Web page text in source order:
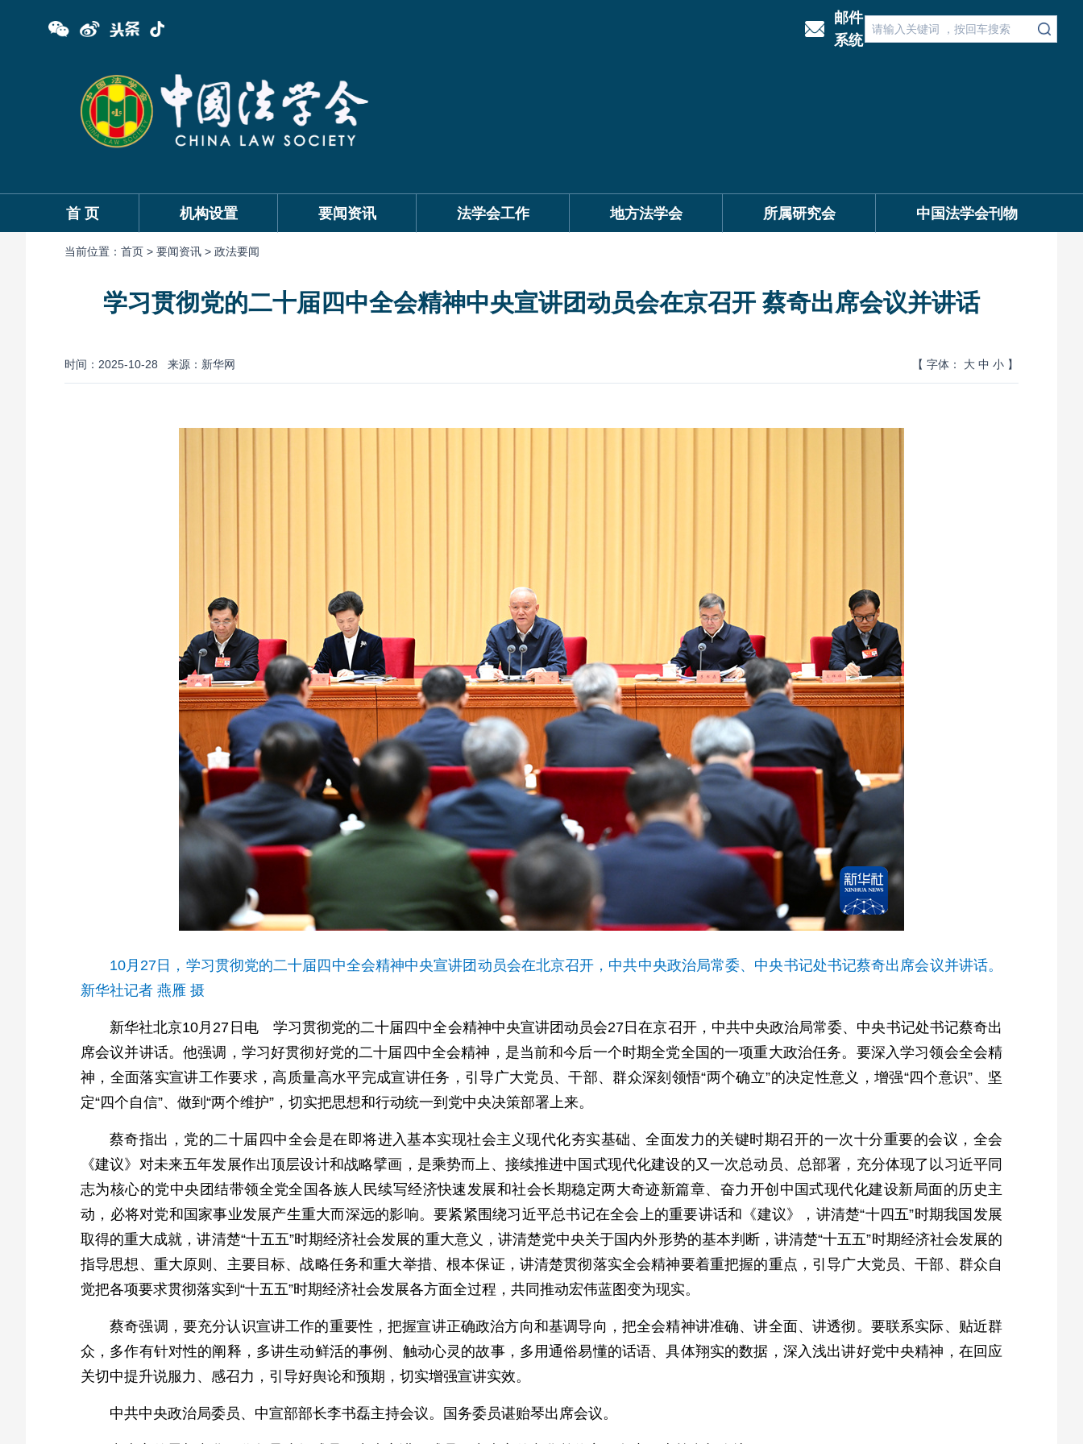
邮件
系统
首 页 机构设置 要闻资讯 法学会工作 地方法学会 所属研究会 中国法学会刊物
当前位置： 首页 > 要闻资讯 > 政法要闻
学习贯彻党的二十届四中全会精神中央宣讲团动员会在京召开 蔡奇出席会议并讲话
时间：2025-10-28 来源：新华网 【 字体： 大 中 小 】
10月27日，学习贯彻党的二十届四中全会精神中央宣讲团动员会在北京召开，中共中央政治局常委、中央书记处书记蔡奇出席会议并讲话。
新华社记者 燕雁 摄
新华社北京10月27日电 学习贯彻党的二十届四中全会精神中央宣讲团动员会27日在京召开，中共中央政治局常委、中央书记处书记蔡奇出
席会议并讲话。他强调，学习好贯彻好党的二十届四中全会精神，是当前和今后一个时期全党全国的一项重大政治任务。要深入学习领会全会精
神，全面落实宣讲工作要求，高质量高水平完成宣讲任务，引导广大党员、干部、群众深刻领悟“两个确立”的决定性意义，增强“四个意识”、坚
定“四个自信”、做到“两个维护”，切实把思想和行动统一到党中央决策部署上来。
蔡奇指出，党的二十届四中全会是在即将进入基本实现社会主义现代化夯实基础、全面发力的关键时期召开的一次十分重要的会议，全会
《建议》对未来五年发展作出顶层设计和战略擘画，是乘势而上、接续推进中国式现代化建设的又一次总动员、总部署，充分体现了以习近平同
志为核心的党中央团结带领全党全国各族人民续写经济快速发展和社会长期稳定两大奇迹新篇章、奋力开创中国式现代化建设新局面的历史主
动，必将对党和国家事业发展产生重大而深远的影响。要紧紧围绕习近平总书记在全会上的重要讲话和《建议》，讲清楚“十四五”时期我国发展
取得的重大成就，讲清楚“十五五”时期经济社会发展的重大意义，讲清楚党中央关于国内外形势的基本判断，讲清楚“十五五”时期经济社会发展的
指导思想、重大原则、主要目标、战略任务和重大举措、根本保证，讲清楚贯彻落实全会精神要着重把握的重点，引导广大党员、干部、群众自
觉把各项要求贯彻落实到“十五五”时期经济社会发展各方面全过程，共同推动宏伟蓝图变为现实。
蔡奇强调，要充分认识宣讲工作的重要性，把握宣讲正确政治方向和基调导向，把全会精神讲准确、讲全面、讲透彻。要联系实际、贴近群
众，多作有针对性的阐释，多讲生动鲜活的事例、触动心灵的故事，多用通俗易懂的话语、具体翔实的数据，深入浅出讲好党中央精神，在回应
关切中提升说服力、感召力，引导好舆论和预期，切实增强宣讲实效。
中共中央政治局委员、中宣部部长李书磊主持会议。国务委员谌贻琴出席会议。